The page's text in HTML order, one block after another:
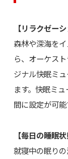
【リラクゼー
森林や深海を
ら、オーケス
ジナル快眠ミ
ます。快眠ミ
間に設定が可能
【毎日の睡眠
就寝中の眠り